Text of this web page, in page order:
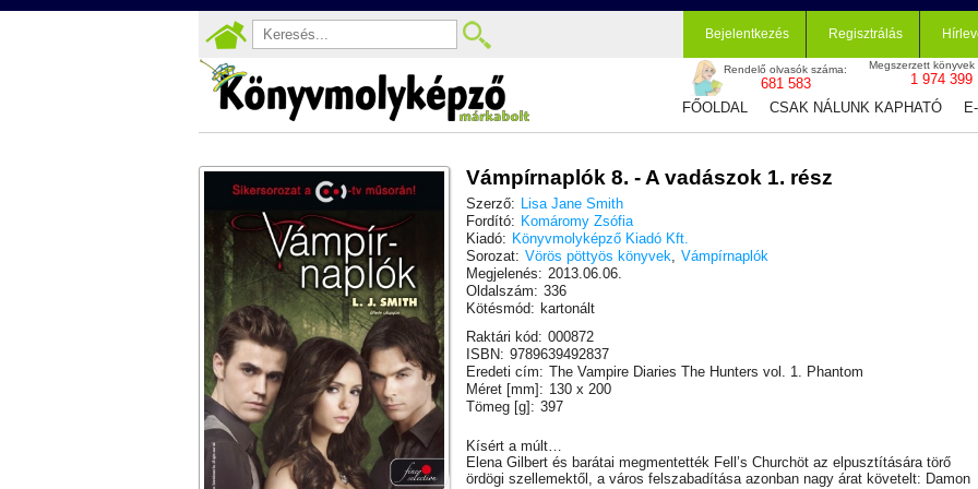
Bejelentkezés Regisztrálás
Rendelő olvasók száma:
681 583
Megszerzett könyvek
1 974 399
FŐOLDAL
CSAK NÁLUNK KAPHATÓ
Vámpírnaplók 8. - A vadászok 1. rész
Szerző: Lisa Jane Smith
Fordító: Komáromy Zsófia
Kiadó: Könyvmolyképző Kiadó Kft.
Sorozat: Vörös pöttyös könyvek, Vámpírnaplók
Megjelenés: 2013.06.06.
Oldalszám: 336
Kötésmód: kartonált
Raktári kód: 000872
ISBN: 9789639492837
Eredeti cím: The Vampire Diaries The Hunters vol. 1. Phantom
Méret [mm]: 130 x 200
Tömeg [g]: 397
Kísért a múlt…
Elena Gilbert és barátai megmentették Fell’s Churchöt az elpusztítására törő
ördögi szellemektől, a város felszabadítása azonban nagy árat követelt: Damon